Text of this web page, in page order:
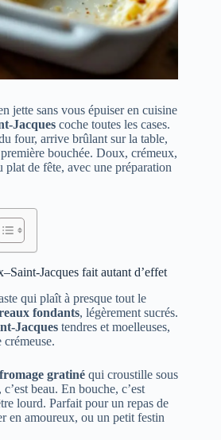
jette sans vous épuiser en cuisine
Jacques coche toutes les cases.
four, arrive brûlant sur la table,
bouchée. Doux, crémeux,
de fête, avec une préparation
Jacques fait autant d’effet
qui plaît à presque tout le
fondants, légèrement sucrés.
Jacques tendres et moelleuses,
crémeuse.
fromage gratiné qui croustille sous
beau. En bouche, c’est
lourd. Parfait pour un repas de
en amoureux, ou un petit festin